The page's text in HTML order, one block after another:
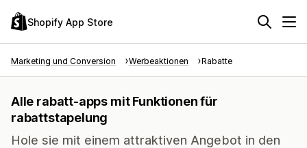
Shopify App Store
Marketing und Conversion Werbeaktionen Rabatte
Alle rabatt-apps mit Funktionen für
rabattstapelung
Hole sie mit einem attraktiven Angebot in den